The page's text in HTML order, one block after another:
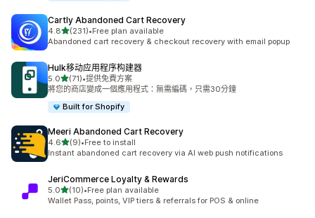
Cartly Abandoned Cart Recovery
4.8滿分 5 顆星
(231)
共有 231 則評價
•Free plan available
Abandoned cart recovery & checkout recovery with email popup
Hulk移动应用程序构建器
5.0滿分 5 顆星
(71)
共有 71 則評價
•提供免費方案
將您的商店變成一個應用程式：無需編碼，只需30分鐘
Built for Shopify
Meeri Abandoned Cart Recovery
4.6滿分 5 顆星
(9)
共有 9 則評價
•Free to install
Instant abandoned cart recovery via AI web push notifications
JeriCommerce Loyalty & Rewards
5.0滿分 5 顆星
(10)
共有 10 則評價
•Free plan available
Wallet Pass, points, VIP tiers & referrals for POS & online